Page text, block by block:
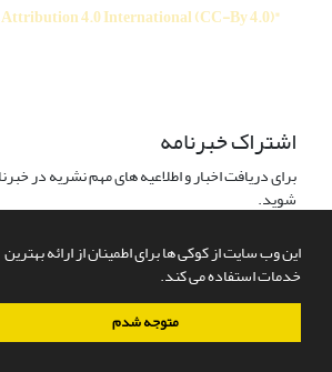
این وب سایت از کوکی ها برای اطمینان از ارائه بهترین
خدمات استفاده می کند.
متوجه شدم
"Creative commons Attribution 4.0 International (CC-By 4.0)"
اشتراک خبرنامه
برای دریافت اخبار و اطلاعیه های مهم نشریه در
شوید.
سامانه مدیریت نشریات علمی.طراحی و پیاده سازی